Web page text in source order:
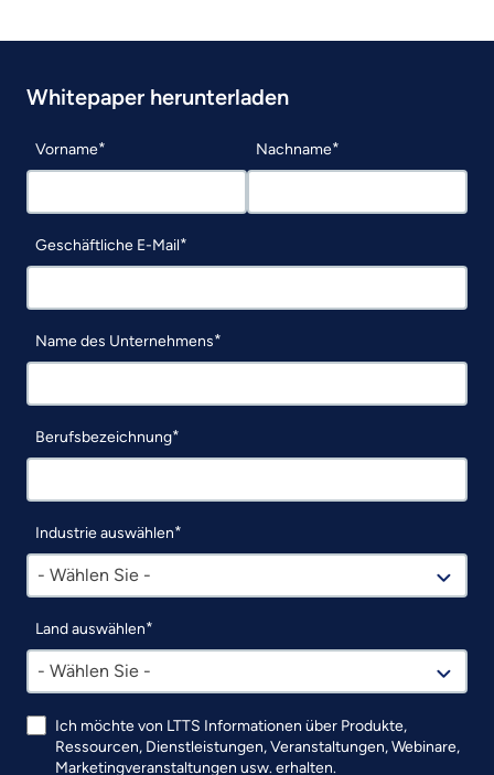
Whitepaper herunterladen
Vorname Nachname
Geschäftliche E-Mail
Name des Unternehmens
Berufsbezeichnung
Industrie auswählen
- Wählen Sie -
Land auswählen
- Wählen Sie -
Ich möchte von LTTS Informationen über Produkte,
Ressourcen, Dienstleistungen, Veranstaltungen, Webinare,
Marketingveranstaltungen usw. erhalten.